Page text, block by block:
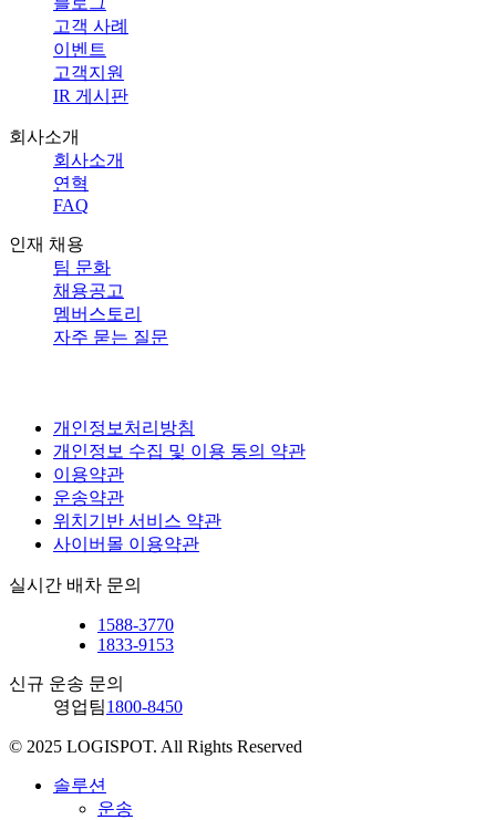
고객 사례
이벤트
고객지원
IR 게시판
회사소개
회사소개
연혁
FAQ
인재 채용
팀 문화
채용공고
멤버스토리
자주 묻는 질문
개인정보처리방침
개인정보 수집 및 이용 동의 약관
이용약관
운송약관
위치기반 서비스 약관
사이버몰 이용약관
실시간 배차 문의
1588-3770
1833-9153
신규 운송 문의
영업팀1800-8450
© 2025 LOGISPOT. All Rights Reserved
Close
솔루션
운송